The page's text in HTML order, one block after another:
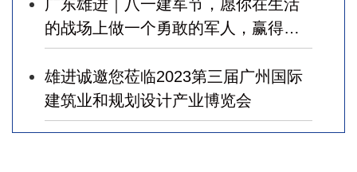
广东雄进｜八一建军节，愿你在生活
的战场上做一个勇敢的军人，赢得幸
福！
雄进诚邀您莅临2023第三届广州国际
建筑业和规划设计产业博览会